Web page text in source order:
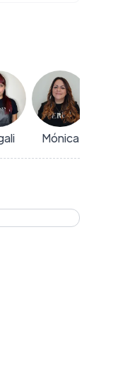
Mónica